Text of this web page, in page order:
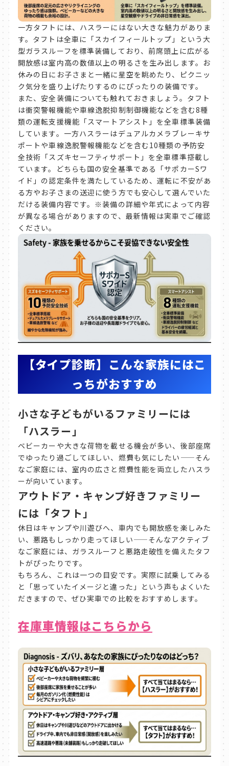
一方タフトには、ハスラーにはない大きな魅力がありま
す。タフトは全車に「スカイフィールトップ」という大
型ガラスルーフを標準装備しており、前席頭上に広がる
開放感は室内高の数値以上の明るさを生み出します。お
休みの日にお子さまと一緒に星空を眺めたり、ピクニッ
ク気分を盛り上げたりするのにぴったりの装備です。
また、安全装備についても触れておきましょう。タフト
は衝突警報機能や車線逸脱抑制制御機能などを含む8種
類の運転支援機能「スマートアシスト」を全車標準装備
しています。一方ハスラーはデュアルカメラブレーキサ
ポートや車線逸脱警報機能などを含む10種類の予防安
全技術「スズキセーフティサポート」を全車標準搭載し
ています。どちらも国の安全基準である「サポカーSワ
イド」の認定条件を満たしているため、運転に不安があ
る方やお子さまの送迎に使う方でも安心して選んでいた
だける装備内容です。※装備の詳細や年式によって内容
が異なる場合がありますので、最新情報は実車でご確認
ください。
【タイプ診断】こんな家族にはこ
っちがおすすめ
小さな子どもがいるファミリーには
「ハスラー」
ベビーカーや大きな荷物を載せる機会が多い、後部座席
でゆったり過ごしてほしい、燃費も気にしたい——そん
なご家庭には、室内の広さと燃費性能を両立したハスラ
ーが向いています。
アウトドア・キャンプ好きファミリー
には「タフト」
休日はキャンプや川遊びへ、車内でも開放感を楽しみた
い、悪路もしっかり走ってほしい——そんなアクティブ
なご家庭には、ガラスルーフと悪路走破性を備えたタフ
トがぴったりです。
もちろん、これは一つの目安です。実際に試乗してみる
と「思っていたイメージと違った」という声もよくいた
だきますので、ぜひ実車での比較をおすすめします。
在庫車情報はこちらから